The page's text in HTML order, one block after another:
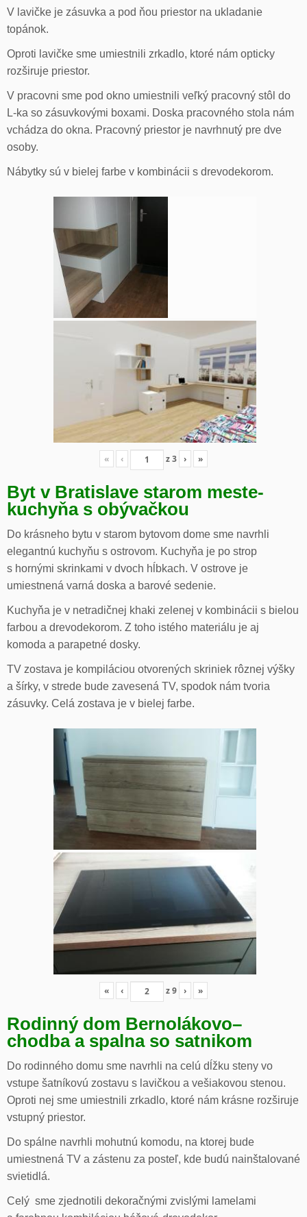
V lavičke je zásuvka a pod ňou priestor na ukladanie
topánok.
Oproti lavičke sme umiestnili zrkadlo, ktoré nám opticky
rozširuje priestor.
V pracovni sme pod okno umiestnili veľký pracovný stôl do
L-ka so zásuvkovými boxami. Doska pracovného stola nám
vchádza do okna. Pracovný priestor je navrhnutý pre dve
osoby.
Nábytky sú v bielej farbe v kombinácii s drevodekorom.
« ‹ z3 › »
Byt v Bratislave starom meste-
kuchyňa s obývačkou
Do krásneho bytu v starom bytovom dome sme navrhli
elegantnú kuchyňu s ostrovom. Kuchyňa je po strop
s hornými skrinkami v dvoch hĺbkach. V ostrove je
umiestnená varná doska a barové sedenie.
Kuchyňa je v netradičnej khaki zelenej v kombinácii s bielou
farbou a drevodekorom. Z toho istého materiálu je aj
komoda a parapetné dosky.
TV zostava je kompiláciou otvorených skriniek rôznej výšky
a šírky, v strede bude zavesená TV, spodok nám tvoria
zásuvky. Celá zostava je v bielej farbe.
« ‹ z9 › »
Rodinný dom Bernolákovo–
chodba a spalna so satnikom
Do rodinného domu sme navrhli na celú dĺžku steny vo
vstupe šatníkovú zostavu s lavičkou a vešiakovou stenou.
Oproti nej sme umiestnili zrkadlo, ktoré nám krásne rozširuje
vstupný priestor.
Do spálne navrhli mohutnú komodu, na ktorej bude
umiestnená TV a zástenu za posteľ, kde budú nainštalované
svietidlá.
Celý sme zjednotili dekoračnými zvislými lamelami